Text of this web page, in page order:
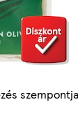
szempontja